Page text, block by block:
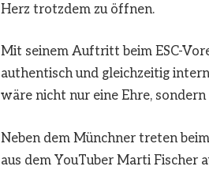
Herz trotzdem zu öffnen.
Mit seinem Auftritt beim ESC-
authentisch und gleichzeitig
wäre nicht nur eine Ehre,
Neben dem Münchner treten
aus dem YouTuber Marti Fischer